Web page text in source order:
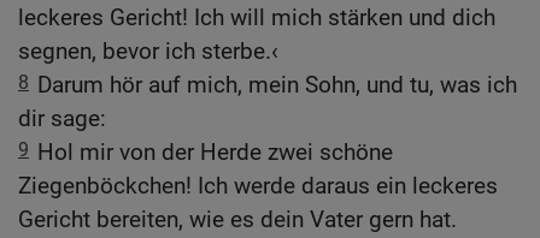
leckeres Gericht! Ich will mich stärken und dich
segnen, bevor ich sterbe.‹
8 Darum hör auf mich, mein Sohn, und tu, was ich
dir sage:
9 Hol mir von der Herde zwei schöne
Ziegenböckchen! Ich werde daraus ein leckeres
Gericht bereiten, wie es dein Vater gern hat.